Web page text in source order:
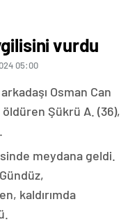
vurdu
05:00
arkadaşı Osman Can
öldüren Şükrü A. (36),
meydana geldi.
kaldırımda